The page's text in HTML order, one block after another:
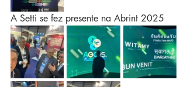
A Setti se fez presente na Abrint 2025